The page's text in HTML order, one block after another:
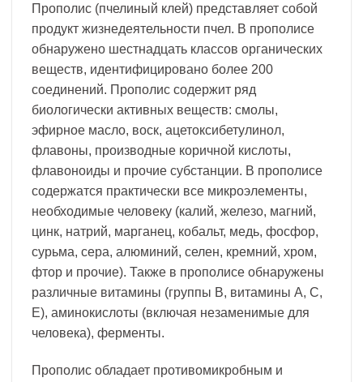
Прополис (пчелиный клей) представляет собой
продукт жизнедеятельности пчел. В прополисе
обнаружено шестнадцать классов органических
веществ, идентифицировано более 200
соединений. Прополис содержит ряд
биологически активных веществ: смолы,
эфирное масло, воск, ацетоксибетулинол,
флавоны, производные коричной кислоты,
флавоноиды и прочие субстанции. В прополисе
содержатся практически все микроэлементы,
необходимые человеку (калий, железо, магний,
цинк, натрий, марганец, кобальт, медь, фосфор,
сурьма, сера, алюминий, селен, кремний, хром,
фтор и прочие). Также в прополисе обнаружены
различные витамины (группы В, витамины А, С,
Е), аминокислоты (включая незаменимые для
человека), ферменты.
Прополис обладает противомикробным и